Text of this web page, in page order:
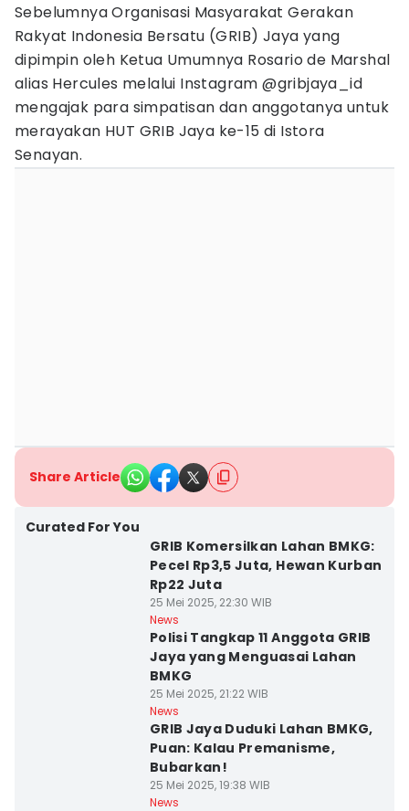
Sebelumnya Organisasi Masyarakat Gerakan
Rakyat Indonesia Bersatu (GRIB) Jaya yang
dipimpin oleh Ketua Umumnya Rosario de Marshal
alias Hercules melalui Instagram @gribjaya_id
mengajak para simpatisan dan anggotanya untuk
merayakan HUT GRIB Jaya ke-15 di Istora
Senayan.
Share Article
Curated For You
GRIB Komersilkan Lahan BMKG:
Pecel Rp3,5 Juta, Hewan Kurban
Rp22 Juta
25 Mei 2025, 22:30 WIB
News
Polisi Tangkap 11 Anggota GRIB
Jaya yang Menguasai Lahan
BMKG
25 Mei 2025, 21:22 WIB
News
GRIB Jaya Duduki Lahan BMKG,
Puan: Kalau Premanisme,
Bubarkan!
25 Mei 2025, 19:38 WIB
News